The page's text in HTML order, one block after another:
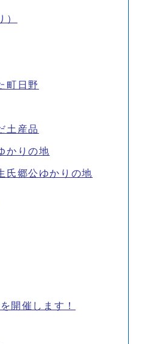
）
町日野
土産品
かりの地
郷公ゆかりの地
開催します！